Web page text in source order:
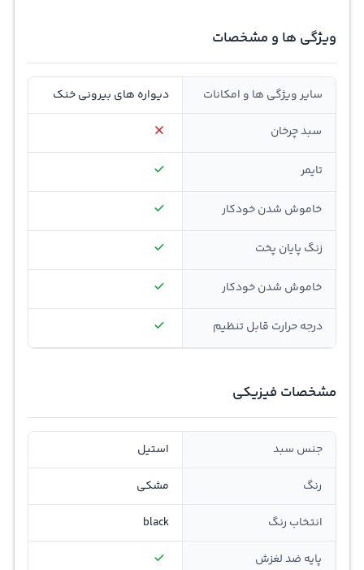
ویژگی ها و مشخصات
سایر ویژگی ها و امکانات دیواره های بیرونی خنک
سبد چرخان
تایمر
خاموش شدن خودکار
زنگ پایان پخت
خاموش شدن خودکار
درجه حرارت قابل تنظیم
مشخصات فیزیکی
جنس سبد استیل
رنگ مشکی
انتخاب رنگ black
پایه ضد لغزش